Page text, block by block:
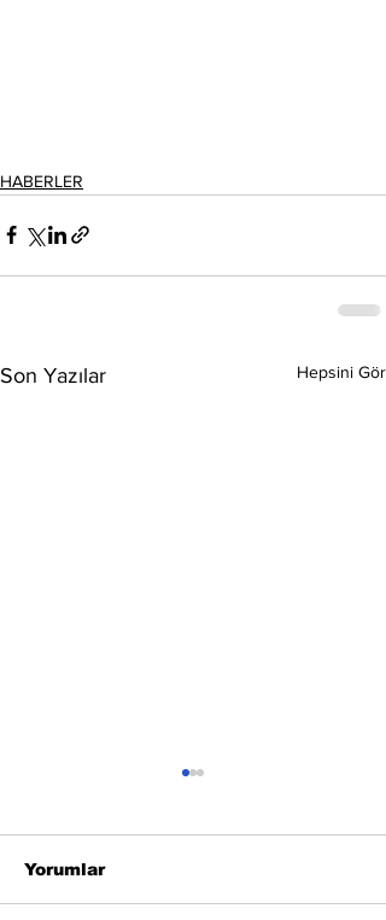
HABERLER
Son Yazılar Hepsini Gör
Yorumlar